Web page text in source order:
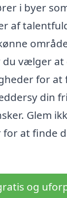
i byer
af
du vælger at
for at
din
Glem
for at finde
og